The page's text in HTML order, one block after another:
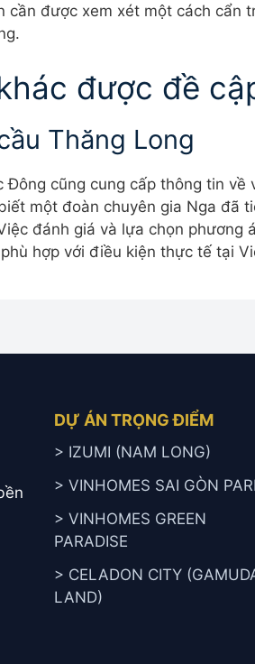
cần được xem xét một cách cẩn
được đề
Thăng Long
Đông cũng cung cấp thông tin về
một đoàn chuyên gia Nga đã
đánh giá và lựa chọn phương
hợp với điều kiện thực tế tại
DỰ ÁN TRỌNG ĐIỂM
> IZUMI (NAM LONG)
> VINHOMES SAI GÒN
> VINHOMES GREEN
PARADISE
> CELADON CITY
LAND)